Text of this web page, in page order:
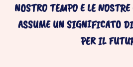
NOSTRO TEMPO E LE
ASSUME UN SIGNIFICATO
PER IL